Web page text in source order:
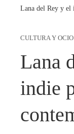
Lana del Rey y el
CULTURA Y OCIO
Lana
indie